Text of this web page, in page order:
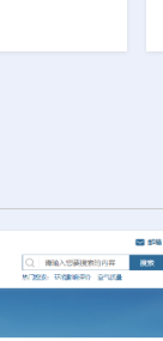
资
克尔·默里
托夫·罗永